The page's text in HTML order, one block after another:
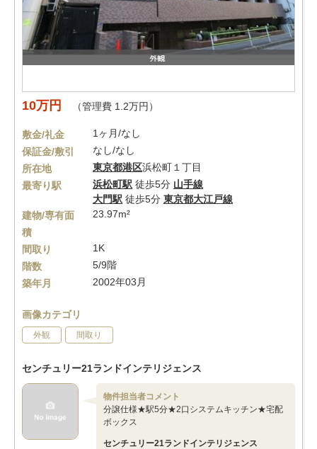
10万円 （管理費 1.2万円）
敷金/礼金
1ヶ月/なし
保証金/敷引
なし/なし
所在地
東京都港区浜松町１丁目
最寄り駅
浜松町駅 徒歩5分 山手線
大門駅 徒歩5分 東京都大江戸線
建物/専有面
積
23.97m²
間取り
1K
階数
5/9階
築年月
2002年03月
画像カテゴリ
外観 間取り
センチュリー21ランドインテリジェンス
物件担当者コメント
分譲仕様★駅5分★2口システムキッチン★宅配
ボックス
センチュリー21ランドインテリジェンス